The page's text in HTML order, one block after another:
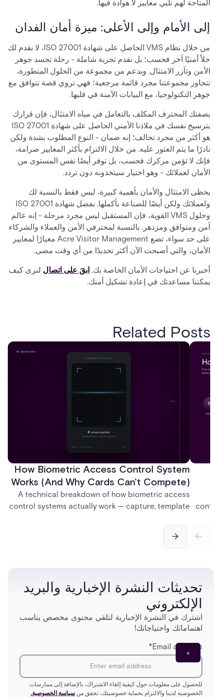
المتاحة لهم تلبي معايير لا هوادة فيها.
إلى الأمام وإلى الأعلى: ميزة أمان الفدان
من خلال نظام VMS الحاصل على شهادة ISO 27001، لا نقدم لك
حلاً أمنيًا آخر فحسب؛ بل نقدم تجربة شاملة - رحلة تجسد جوهر
الأمن وتآزر الامتثال. وبدعم من مجموعة من الحلول المتطورة،
تتجاوز مجموعتنا مجرد قائمة مرجعية؛ فهي تروي قصة تتوافق مع
جوهر التكنولوجيا، مع البيانات الآمنة في قلبها.
بصفتك المحترف المكلف بالتعامل في مياه الامتثال، فإن قرارك
بترسيخ نفسك في ملاذنا الأمني الحاصل على شهادة ISO 27001
هو أكثر من مجرد تحالف؛ إنه ضمان - النوع المطلوب بشدة ولكن
نادرًا ما يتم العثور عليه. من خلال الالتزام بأكثر المعايير صرامة،
فإنك لا تؤمن مركزك فحسب، بل توفر أيضًا نفس المستوى من
الأمان لعملائك - وهو اختيار سيتخذونه دون تردد.
يحظى الامتثال والأمان بأهمية كبيرة، ليس فقط بالنسبة لك
ولعملائك ولكن أيضًا للصناعة بأكملها. بفضل شهادة ISO 27001
وحلول VMS القوية، فإن المستقبل ليس مجرد مرحلة - إنه عالم
آمن ومتوافق ومزدهر. بالنسبة لمحترفي الأمن والعملاء والشركاء
على حد سواء، تضع Acre Visitor Management معيارًا لمعايير
الأمان، والتي أصبحت الآن أكثر تحديدًا من أي وقت مضى.
أخبرنا عن احتياجات الأمان الخاصة بك. ابقَ على اتصال لنرى كيف
يمكننا مساعدتك في إعادة تشكيل أمنك.
Related Posts
How Biometric Access Control System
Works (And Why Cards Can't Compete)
A technical breakdown of how biometric access
control systems actually work — capture, template
fingerprint, facial, iris, and palm vein technologies,
and what it takes to deploy biometrics reliably
تحديثات النشرة الإخبارية والبريد
الإلكتروني
اشترك في النشرة الإخبارية لتلقي محتوى مخصص يناسب
اهتماماتك واحتياجاتك!
Email address
*
للحصول على معلومات حول كيفية إلغاء الاشتراك، بالإضافة إلى ممارسات
الخصوصية لدينا والالتزام بحماية خصوصيتك، تحقق من سياسة الخصوصية.